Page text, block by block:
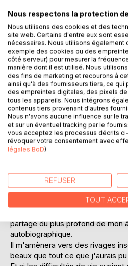
Ajouter à ma liste d'envies
Laisser un avis
DESCRIPTION
Vers l'âge de trente ans, un
freiner mon élan de vie.
interne va provoquer le déclic
reprendre mon pouvoir et de
partage du plus profond de mon
autobiographique.
Il m'amènera vers des rivages
beaux que tout ce que j'aurais pu
Nous respectons la protection
Nous utilisons des cookies et des
site web. Certains d'entre eux sont
nécessaires. Nous utilisons également
exemple des cookies ou des
côté serveur) pour mesurer la
manière dont il est utilisé. Nous
des fins de marketing et recourons à
ainsi qu'à des fournisseurs tiers, ce
des empreintes digitales, des pixels
tous les appareils. Nous intégrons
contenus tiers provenant d'autres
Nous n'avons aucune influence sur le
et sur un éventuel tracking par le
vous acceptez les processus décrits
révoquer votre consentement avec
légales BoD)
REFUSER
TOUT